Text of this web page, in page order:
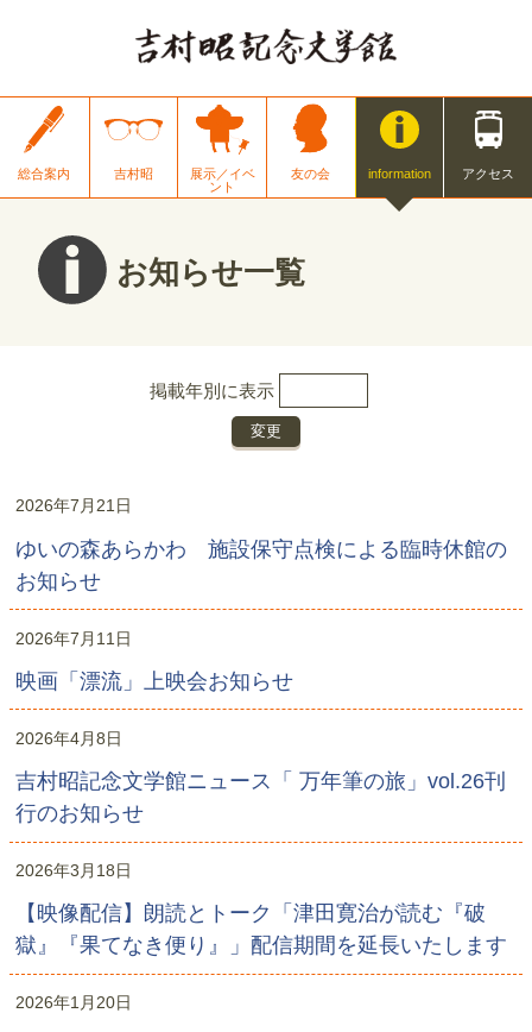
総合案内 吉村昭
展示／イベ
ント
友の会 information アクセス
お知らせ一覧
掲載年別に表示
2026年7月21日
ゆいの森あらかわ 施設保守点検による臨時休館の
お知らせ
2026年7月11日
映画「漂流」上映会お知らせ
2026年4月8日
吉村昭記念文学館ニュース「 万年筆の旅」vol.26刊
行のお知らせ
2026年3月18日
【映像配信】朗読とトーク「津田寛治が読む『破
獄』『果てなき便り』」配信期間を延長いたします
2026年1月20日